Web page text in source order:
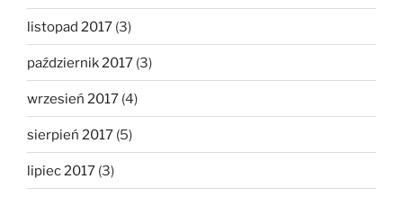
listopad 2017 (3)
październik 2017 (3)
wrzesień 2017 (4)
sierpień 2017 (5)
lipiec 2017 (3)